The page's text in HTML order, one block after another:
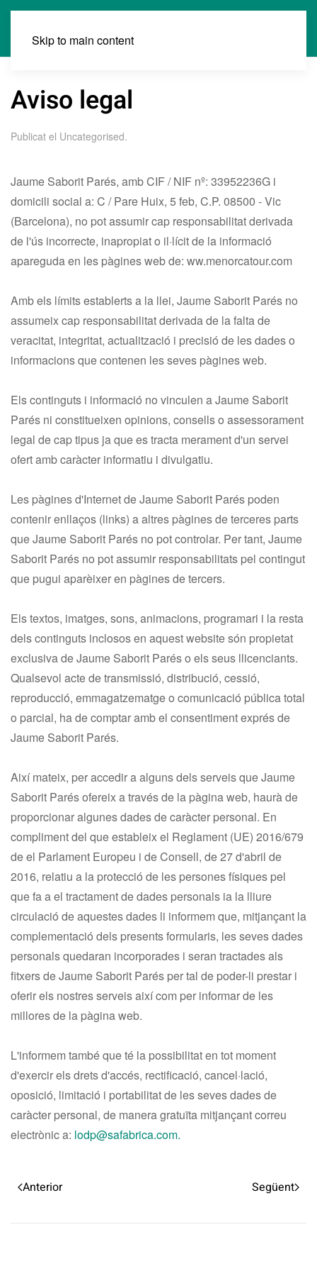
Skip to main content
Aviso legal
Publicat el Uncategorised.
Jaume Saborit Parés, amb CIF / NIF nº: 33952236G i
domicili social a: C / Pare Huix, 5 feb, C.P. 08500 - Vic
(Barcelona), no pot assumir cap responsabilitat derivada
de l'ús incorrecte, inapropiat o il·lícit de la informació
apareguda en les pàgines web de: ww.menorcatour.com
Amb els límits establerts a la llei, Jaume Saborit Parés no
assumeix cap responsabilitat derivada de la falta de
veracitat, integritat, actualització i precisió de les dades o
informacions que contenen les seves pàgines web.
Els continguts i informació no vinculen a Jaume Saborit
Parés ni constitueixen opinions, consells o assessorament
legal de cap tipus ja que es tracta merament d'un servei
ofert amb caràcter informatiu i divulgatiu.
Les pàgines d'Internet de Jaume Saborit Parés poden
contenir enllaços (links) a altres pàgines de terceres parts
que Jaume Saborit Parés no pot controlar. Per tant, Jaume
Saborit Parés no pot assumir responsabilitats pel contingut
que pugui aparèixer en pàgines de tercers.
Els textos, imatges, sons, animacions, programari i la resta
dels continguts inclosos en aquest website són propietat
exclusiva de Jaume Saborit Parés o els seus llicenciants.
Qualsevol acte de transmissió, distribució, cessió,
reproducció, emmagatzematge o comunicació pública total
o parcial, ha de comptar amb el consentiment exprés de
Jaume Saborit Parés.
Així mateix, per accedir a alguns dels serveis que Jaume
Saborit Parés ofereix a través de la pàgina web, haurà de
proporcionar algunes dades de caràcter personal. En
compliment del que estableix el Reglament (UE) 2016/679
de el Parlament Europeu i de Consell, de 27 d'abril de
2016, relatiu a la protecció de les persones físiques pel
que fa a el tractament de dades personals ia la lliure
circulació de aquestes dades li informem que, mitjançant la
complementació dels presents formularis, les seves dades
personals quedaran incorporades i seran tractades als
fitxers de Jaume Saborit Parés per tal de poder-li prestar i
oferir els nostres serveis així com per informar de les
millores de la pàgina web.
L'informem també que té la possibilitat en tot moment
d'exercir els drets d'accés, rectificació, cancel·lació,
oposició, limitació i portabilitat de les seves dades de
caràcter personal, de manera gratuïta mitjançant correu
electrònic a: lodp@safabrica.com.
Anterior Següent